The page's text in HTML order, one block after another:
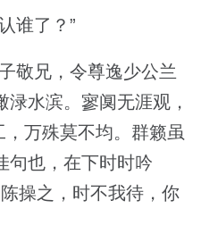
谁了？”
敬兄，令尊逸少公兰
渌水滨。寥阒无涯观，
万殊莫不均。群籁虽
句也，在下时时吟
操之，时不我待，你